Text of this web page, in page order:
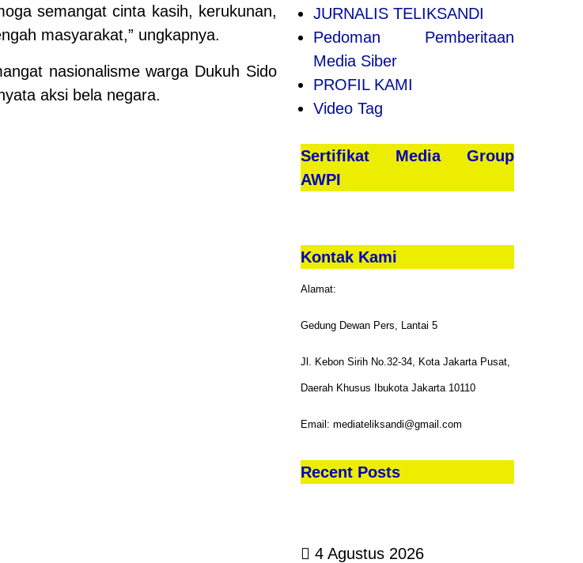
semangat cinta kasih, kerukunan,
masyarakat,” ungkapnya.
nasionalisme warga Dukuh Sido
aksi bela negara.
JURNALIS TELIKSANDI
Pedoman Pemberitaan
Media Siber
PROFIL KAMI
Video Tag
Sertifikat Media Group
AWPI
Kontak Kami
Alamat:
Gedung Dewan Pers, Lantai 5
Jl. Kebon Sirih No.32-34, Kota Jakarta Pusat,
Daerah Khusus Ibukota Jakarta 10110
Email: mediateliksandi@gmail.com
Recent Posts
4 Agustus 2026